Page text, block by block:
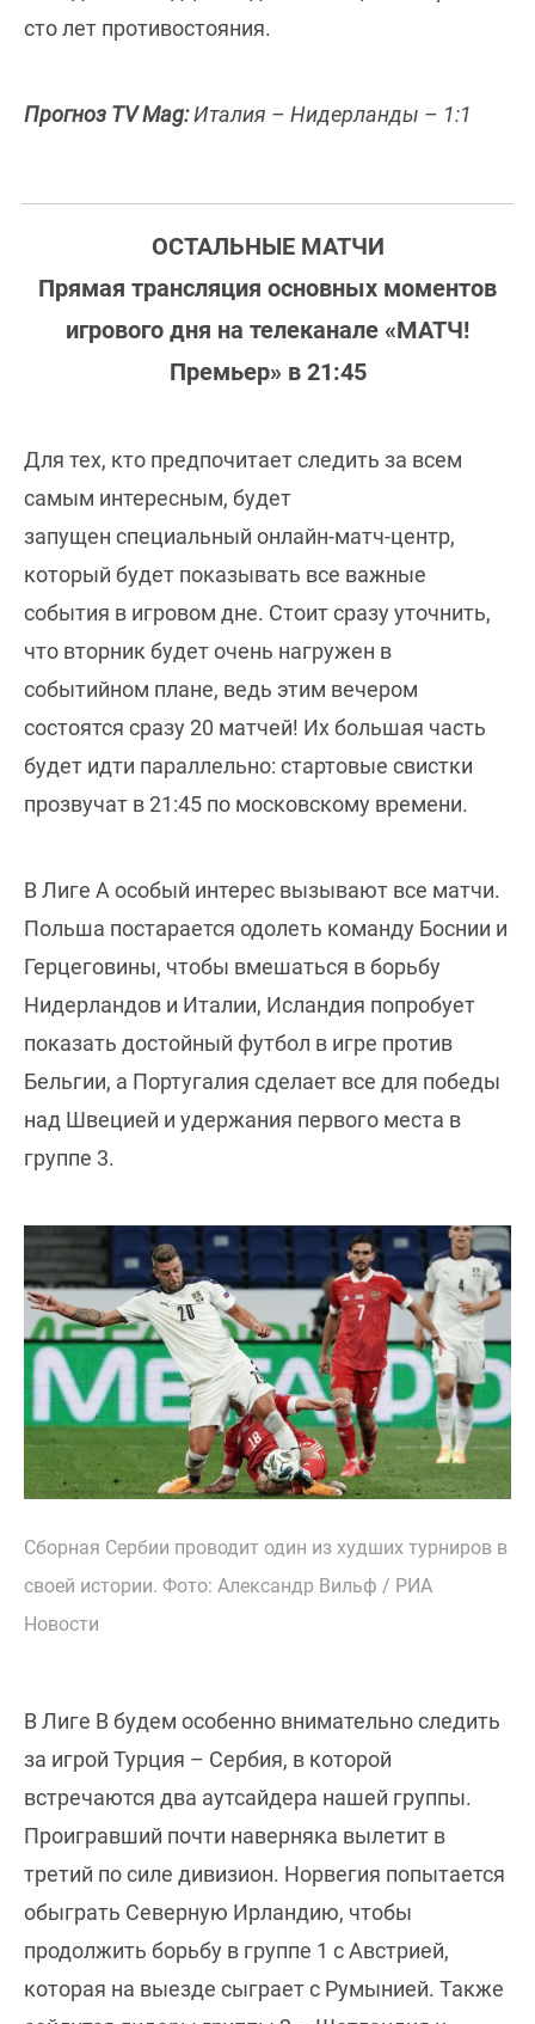
сто лет противостояния.
Прогноз TV Mag:Италия – Нидерланды – 1:1
ОСТАЛЬНЫЕ МАТЧИ
Прямая трансляция основных моментов
игрового дня на телеканале «МАТЧ!
Премьер» в 21:45
Для тех, кто предпочитает следить за всем
самым интересным, будет
запущен специальный онлайн-матч-центр,
который будет показывать все важные
события в игровом дне. Стоит сразу уточнить,
что вторник будет очень нагружен в
событийном плане, ведь этим вечером
состоятся сразу 20 матчей! Их большая часть
будет идти параллельно: стартовые свистки
прозвучат в 21:45 по московскому времени.
В Лиге A особый интерес вызывают все матчи.
Польша постарается одолеть команду Боснии и
Герцеговины, чтобы вмешаться в борьбу
Нидерландов и Италии, Исландия попробует
показать достойный футбол в игре против
Бельгии, а Португалия сделает все для победы
над Швецией и удержания первого места в
группе 3.
Сборная Сербии проводит один из худших турниров в
своей истории. Фото: Александр Вильф / РИА
Новости
В Лиге B будем особенно внимательно следить
за игрой Турция – Сербия, в которой
встречаются два аутсайдера нашей группы.
Проигравший почти наверняка вылетит в
третий по силе дивизион. Норвегия попытается
обыграть Северную Ирландию, чтобы
продолжить борьбу в группе 1 с Австрией,
которая на выезде сыграет с Румынией. Также